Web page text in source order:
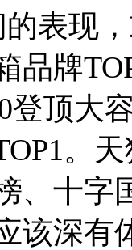
的表现
品牌
登顶大
。
、十字
该深